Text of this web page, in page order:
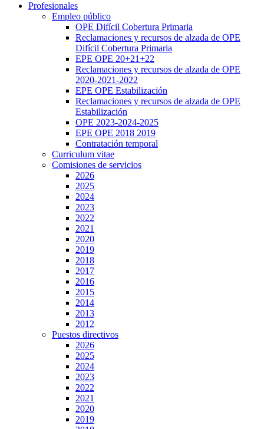
Profesionales
Empleo público
OPE Difícil Cobertura Primaria
Reclamaciones y recursos de alzada de OPE
Difícil Cobertura Primaria
EPE OPE 20+21+22
Reclamaciones y recursos de alzada de OPE
2020-2021-2022
EPE OPE Estabilización
Reclamaciones y recursos de alzada de OPE
Estabilización
OPE 2023-2024-2025
EPE OPE 2018 2019
Contratación temporal
Curriculum vitae
Comisiones de servicios
2026
2025
2024
2023
2022
2021
2020
2019
2018
2017
2016
2015
2014
2013
2012
Puestos directivos
2026
2025
2024
2023
2022
2021
2020
2019